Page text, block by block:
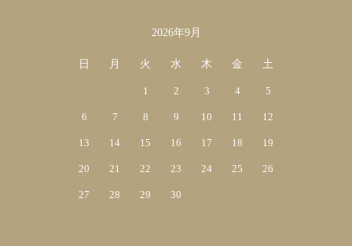
2026年9月
日 月 火 水 木 金 土
1 2 3 4 5
6 7 8 9 10 11 12
13 14 15 16 17 18 19
20 21 22 23 24 25 26
27 28 29 30